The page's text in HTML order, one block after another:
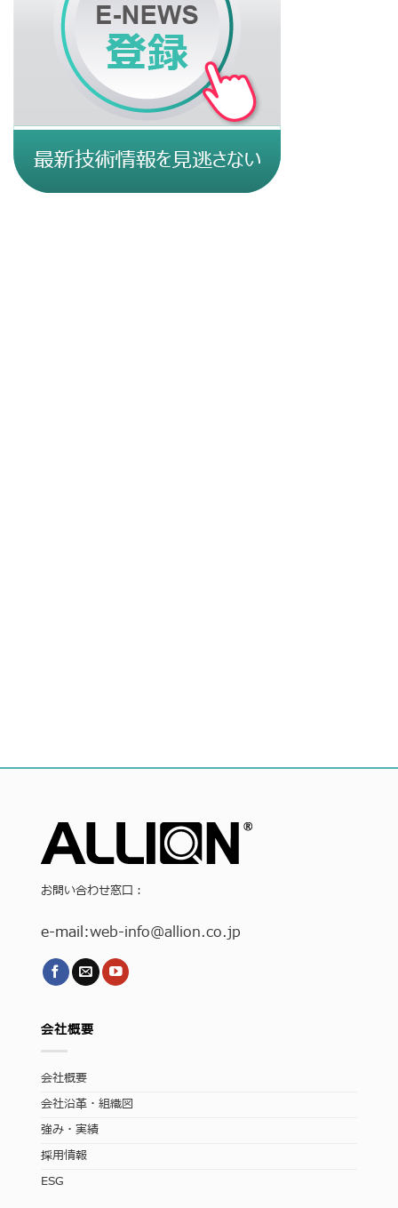
お問い合わせ窓口：
e-mail:web-info@allion.co.jp
会社概要
会社概要
会社沿革・組織図
強み・実績
採用情報
ESG